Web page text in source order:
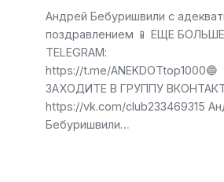
Андрей Бебуришвили с
поздравлением 📱 ЕЩЕ
TELEGRAM:
https://t.me/ANEKDOTtop1000🔵
ЗАХОДИТЕ В ГРУППУ
https://vk.com/club233469315
Бебуришвили…